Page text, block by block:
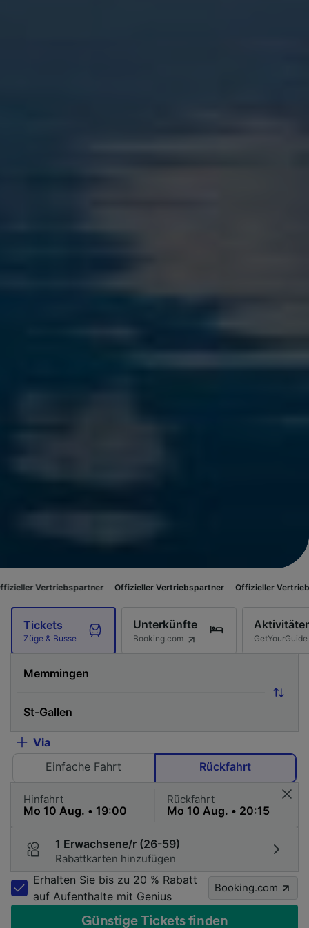
Offizieller Vertriebspartner Offizieller Vertriebspartner
Tickets
Züge & Busse
Unterkünfte
Booking.com GetYourGuide
Via
Einfache Fahrt
Rückfahrt
Hinfahrt Rückfahrt
1 Erwachsene/r (26-59)
Rabattkarten hinzufügen
Erhalten Sie bis zu 20 % Rabatt
auf Aufenthalte mit Genius
Booking.com
Günstige Tickets finden